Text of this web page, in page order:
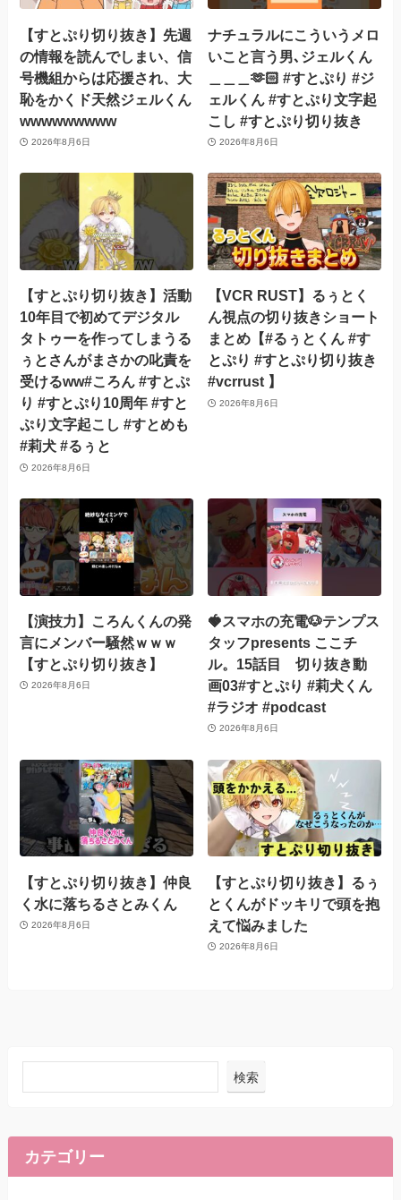
【すとぷり切り抜き】先週
の情報を読んでしまい、信
号機組からは応援され、大
恥をかくド天然ジェルくん
wwwwwwwww
2026年8月6日
ナチュラルにこういうメロ
いこと言う男､ジェルくん
＿＿＿🫶🏻 #すとぷり #ジ
ェルくん #すとぷり文字起
こし #すとぷり切り抜き
2026年8月6日
【すとぷり切り抜き】活動
10年目で初めてデジタル
タトゥーを作ってしまうる
ぅとさんがまさかの叱責を
受けるww#ころん #すとぷ
り #すとぷり10周年 #すと
ぷり文字起こし #すとめも
#莉犬 #るぅと
2026年8月6日
【VCR RUST】るぅとく
ん視点の切り抜きショート
まとめ【#るぅとくん #す
とぷり #すとぷり切り抜き
#vcrrust 】
2026年8月6日
【演技力】ころんくんの発
言にメンバー騒然ｗｗｗ
【すとぷり切り抜き】
2026年8月6日
🍓スマホの充電🐶テンプス
タッフpresents ここチ
ル。15話目 切り抜き動
画03#すとぷり #莉犬くん
#ラジオ #podcast
2026年8月6日
【すとぷり切り抜き】仲良
く水に落ちるさとみくん
2026年8月6日
【すとぷり切り抜き】るぅ
とくんがドッキリで頭を抱
えて悩みました
2026年8月6日
検索
カテゴリー